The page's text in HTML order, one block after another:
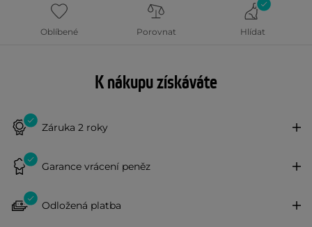
Oblíbené Porovnat Hlídat
K nákupu získáváte
Záruka 2 roky
Garance vrácení peněz
Odložená platba